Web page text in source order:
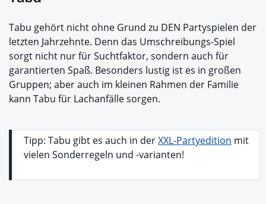
Tabu gehört nicht ohne Grund zu DEN Partyspielen der
letzten Jahrzehnte. Denn das Umschreibungs-Spiel
sorgt nicht nur für Suchtfaktor, sondern auch für
garantierten Spaß. Besonders lustig ist es in großen
Gruppen; aber auch im kleinen Rahmen der Familie
kann Tabu für Lachanfälle sorgen.
Tipp: Tabu gibt es auch in derXXL-Partyedition mit
vielen Sonderregeln und -varianten!